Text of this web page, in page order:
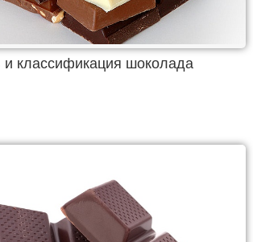
и классификация шоколада